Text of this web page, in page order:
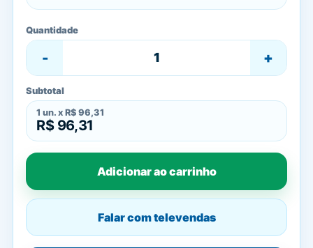
Quantidade
- +
Subtotal
1 un. x R$ 96,31
R$ 96,31
Adicionar ao carrinho
Falar com televendas